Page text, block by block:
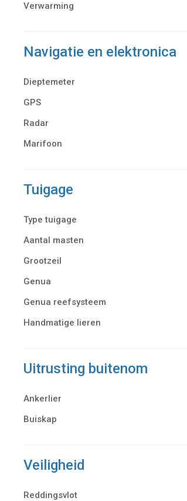
Verwarming
Navigatie en elektronica
Dieptemeter
GPS
Radar
Marifoon
Tuigage
Type tuigage
Aantal masten
Grootzeil
Genua
Genua reefsysteem
Handmatige lieren
Uitrusting buitenom
Ankerlier
Buiskap
Veiligheid
Reddingsvlot